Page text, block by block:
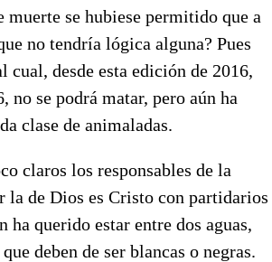
muerte se hubiese permitido que a
no tendría lógica alguna? Pues
cual, desde esta edición de 2016,
no se podrá matar, pero aún ha
clase de animaladas.
claros los responsables de la
la de Dios es Cristo con partidarios
querido estar entre dos aguas,
deben de ser blancas o negras.